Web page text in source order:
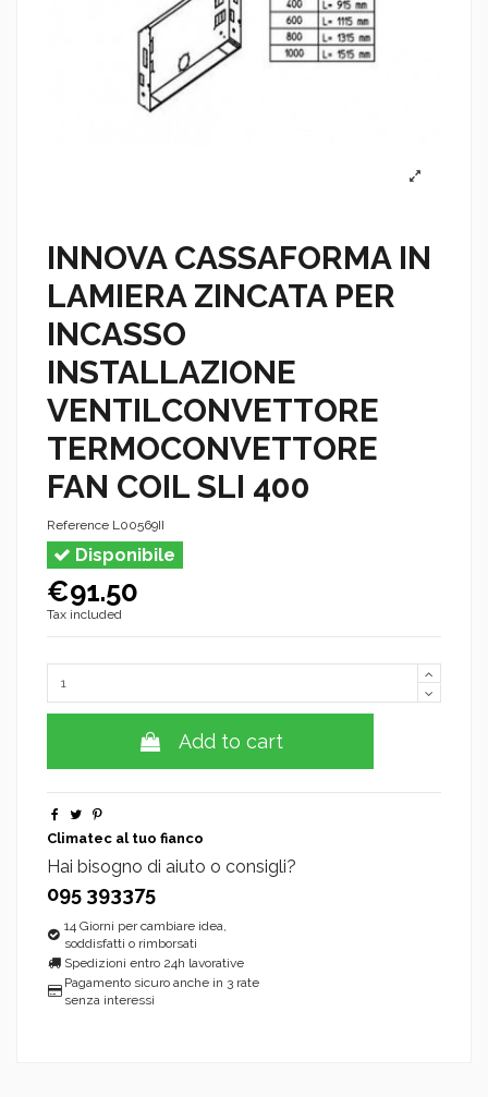
INNOVA CASSAFORMA IN
LAMIERA ZINCATA PER
INCASSO
INSTALLAZIONE
VENTILCONVETTORE
TERMOCONVETTORE
FAN COIL SLI 400
Reference L00569II
Disponibile
€91.50
Tax included
Add to cart
Climatec al tuo fianco
Hai bisogno di aiuto o consigli?
095 393375
14 Giorni per cambiare idea,
soddisfatti o rimborsati
Spedizioni entro 24h lavorative
Pagamento sicuro anche in 3 rate
senza interessi